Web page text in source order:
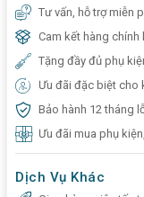
Tư vấn, hỗ trợ miễn
Cam kết hàng chính
Tặng đầy đủ phụ
Ưu đãi đặc biệt cho
Bảo hành 12 tháng
Ưu đãi mua phụ
Dịch Vụ Khác